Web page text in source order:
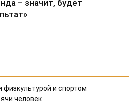
– значит, будет
физкультурой и спортом
человек